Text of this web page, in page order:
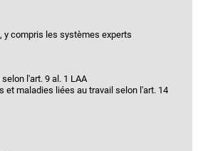
y compris les systèmes experts
l'art. 9 al. 1 LAA
et maladies liées au travail selon l'art. 14